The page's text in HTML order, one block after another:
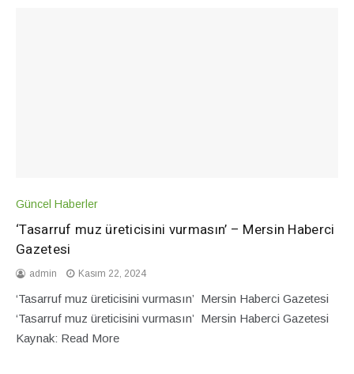
Güncel Haberler
‘Tasarruf muz üreticisini vurmasın’ – Mersin Haberci
Gazetesi
admin Kasım 22, 2024
‘Tasarruf muz üreticisini vurmasın’ Mersin Haberci Gazetesi
‘Tasarruf muz üreticisini vurmasın’ Mersin Haberci Gazetesi
Kaynak: Read More